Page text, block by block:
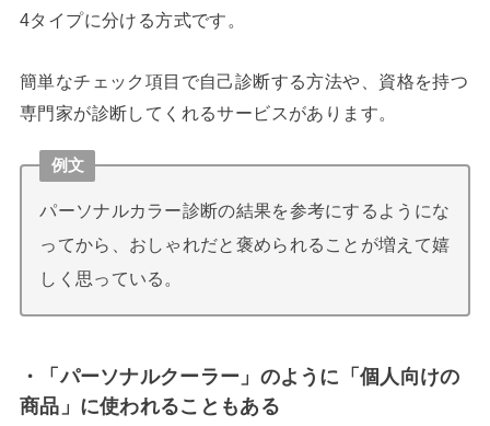
4タイプに分ける方式です。
簡単なチェック項目で自己診断する方法や、資格を持つ
専門家が診断してくれるサービスがあります。
例文
パーソナルカラー診断の結果を参考にするようにな
ってから、おしゃれだと褒められることが増えて嬉
しく思っている。
・「パーソナルクーラー」のように「個人向けの
商品」に使われることもある